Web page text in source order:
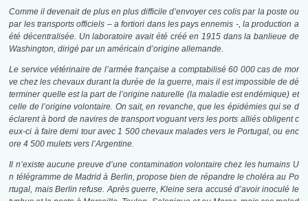
Comme il devenait de plus en plus difficile d’envoyer ces colis par la poste ou
par les transports officiels – a fortiori dans les pays ennemis -, la production a
été décentralisée. Un laboratoire avait été créé en 1915 dans la banlieue de
Washington, dirigé par un américain d’origine allemande.
Le service vétérinaire de l’armée française a comptabilisé 60 000 cas de mor
ve chez les chevaux durant la durée de la guerre, mais il est impossible de dé
terminer quelle est la part de l’origine naturelle (la maladie est endémique) et
celle de l’origine volontaire. On sait, en revanche, que les épidémies qui se d
éclarent à bord de navires de transport voguant vers les ports alliés obligent c
eux-ci à faire demi tour avec 1 500 chevaux malades vers le Portugal, ou enc
ore 4 500 mulets vers l’Argentine.
Il n’existe aucune preuve d’une contamination volontaire chez les humains U
n télégramme de Madrid à Berlin, propose bien de répandre le choléra au Po
rtugal, mais Berlin refuse. Après guerre, Kleine sera accusé d’avoir inoculé le